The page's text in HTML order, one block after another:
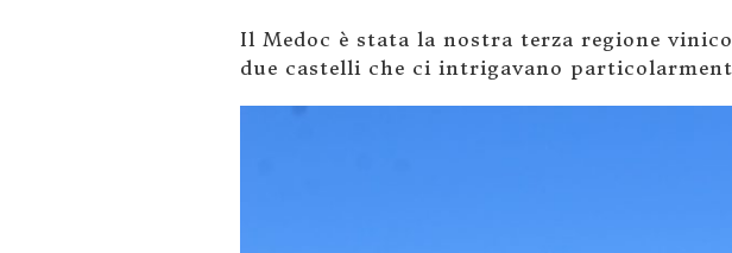
Il Medoc è stata la nostra terza regione
due castelli che ci intrigavano